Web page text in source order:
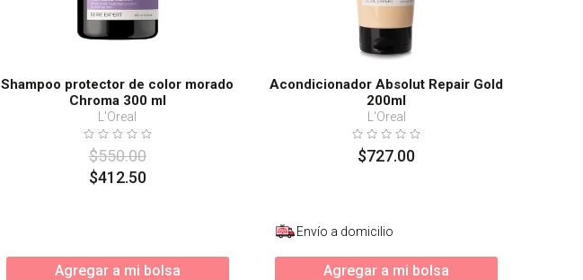
Shampoo protector de color morado
Chroma 300 ml
L'Oreal
$550.00
$412.50
Agregar a mi bolsa
Acondicionador Absolut Repair Gold
200ml
L'Oreal
$727.00
Envío a domicilio
Agregar a mi bolsa